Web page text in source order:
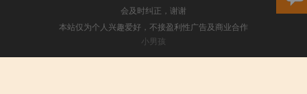
会及时纠正，谢谢
本站仅为个人兴趣爱好，不接盈利性广告及商业合作
小男孩